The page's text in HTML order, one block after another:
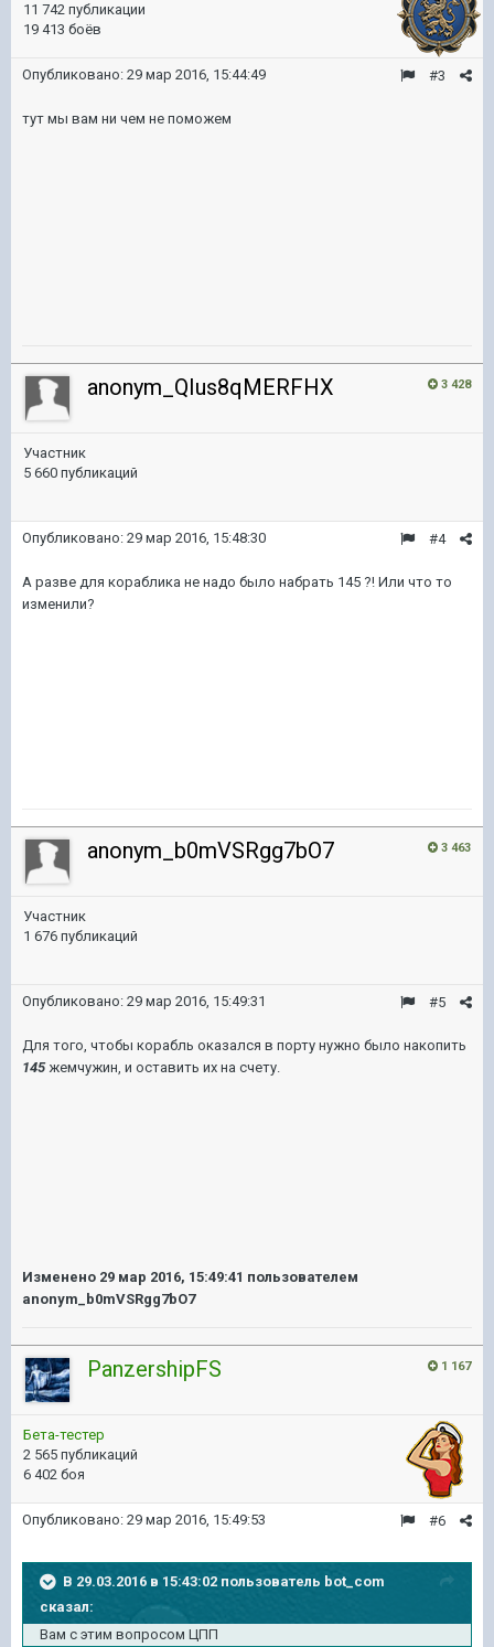
11 742 публикации
19 413 боёв
#3
Опубликовано: 29 мар 2016, 15:44:49
тут мы вам ни чем не поможем
3 428
anonym_QIus8qMERFHX
Участник
5 660 публикаций
#4
Опубликовано: 29 мар 2016, 15:48:30
А разве для кораблика не надо было набрать 145 ?! Или что то
изменили?
3 463
anonym_b0mVSRgg7bO7
Участник
1 676 публикаций
#5
Опубликовано: 29 мар 2016, 15:49:31
Для того, чтобы корабль оказался в порту нужно было накопить
145 жемчужин, и оставить их на счету.
Изменено 29 мар 2016, 15:49:41 пользователем
anonym_b0mVSRgg7bO7
1 167
PanzershipFS
Бета-тестер
2 565 публикаций
6 402 боя
#6
Опубликовано: 29 мар 2016, 15:49:53
В 29.03.2016 в 15:43:02 пользователь bot_com
сказал:
Вам с этим вопросом ЦПП